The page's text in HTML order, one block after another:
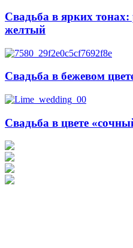
Свадьба в ярких
желтый
Свадьба в бежевом
Свадьба в цвете